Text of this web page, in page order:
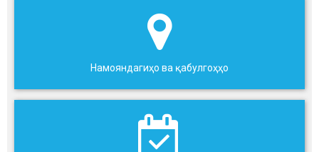
Намояндагиҳо ва қабулгоҳҳо